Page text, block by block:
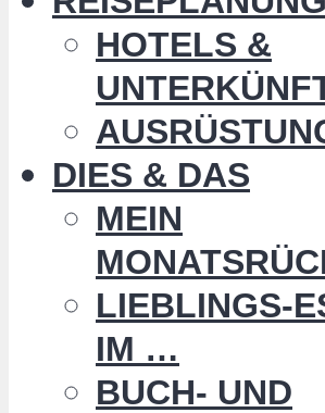
HOTELS &
DIES & DAS
MEIN
LIEBLINGS-
IM …
BUCH- UND